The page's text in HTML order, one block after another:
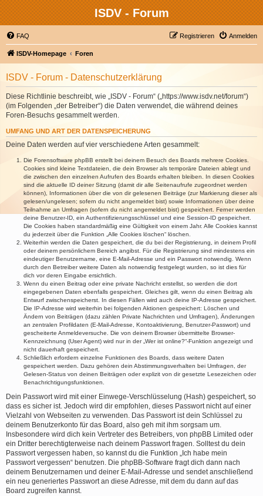
ISDV - Forum
FAQ Anmelden
Registrieren
ISDV-Homepage Foren
ISDV - Forum - Datenschutzerklärung
Diese Richtlinie beschreibt, wie „ISDV - Forum“ („https://www.isdv.net/forum“)
(im Folgenden „der Betreiber“) die Daten verwendet, die während deines
Foren-Besuchs gesammelt werden.
UMFANG UND ART DER DATENSPEICHERUNG
Deine Daten werden auf vier verschiedene Arten gesammelt:
Die Forensoftware phpBB erstellt bei deinem Besuch des Boards mehrere Cookies.
Cookies sind kleine Textdateien, die dein Browser als temporäre Dateien ablegt und
die zwischen den einzelnen Aufrufen des Boards erhalten bleiben. In diesen Cookies
sind die aktuelle ID deiner Sitzung (damit dir alle Seitenaufrufe zugeordnet werden
können), Informationen über die von dir gelesenen Beiträge (zur Markierung dieser als
gelesen/ungelesen; sofern du nicht angemeldet bist) sowie Informationen über deine
Teilnahme an Umfragen (sofern du nicht angemeldet bist) gespeichert. Ferner werden
deine Benutzer-ID, ein Authentifizierungsschlüssel und eine Session-ID gespeichert.
Die Cookies haben standardmäßig eine Gültigkeit von einem Jahr. Alle Cookies kannst
du jederzeit über die Funktion „Alle Cookies löschen“ löschen.
Weiterhin werden die Daten gespeichert, die du bei der Registrierung, in deinem Profil
oder deinem persönlichem Bereich angibst. Für die Registrierung sind mindestens ein
eindeutiger Benutzername, eine E-Mail-Adresse und ein Passwort notwendig. Wenn
durch den Betreiber weitere Daten als notwendig festgelegt wurden, so ist dies für
dich vor deren Eingabe ersichtlich.
Wenn du einen Beitrag oder eine private Nachricht erstellst, so werden die dort
eingegebenen Daten ebenfalls gespeichert. Gleiches gilt, wenn du einen Beitrag als
Entwurf zwischenspeicherst. In diesen Fällen wird auch deine IP-Adresse gespeichert.
Die IP-Adresse wird weiterhin bei folgenden Aktionen gespeichert: Löschen und
Ändern von Beiträgen (dazu zählen Private Nachrichten und Umfragen), Änderungen
an zentralen Profildaten (E-Mail-Adresse, Kontoaktivierung, Benutzer-Passwort) und
gescheiterte Anmeldeversuche. Die von deinem Browser übermittelte Browser-
Kennzeichnung (User Agent) wird nur in der „Wer ist online?“-Funktion angezeigt und
nicht dauerhaft gespeichert.
Schließlich erfordern einzelne Funktionen des Boards, dass weitere Daten
gespeichert werden. Dazu gehören dein Abstimmungsverhalten bei Umfragen, der
Gelesen-Status von deinen Beiträgen oder explizit von dir gesetzte Lesezeichen oder
Benachrichtigungsfunktionen.
Dein Passwort wird mit einer Einwege-Verschlüsselung (Hash) gespeichert, so
dass es sicher ist. Jedoch wird dir empfohlen, dieses Passwort nicht auf einer
Vielzahl von Webseiten zu verwenden. Das Passwort ist dein Schlüssel zu
deinem Benutzerkonto für das Board, also geh mit ihm sorgsam um.
Insbesondere wird dich kein Vertreter des Betreibers, von phpBB Limited oder
ein Dritter berechtigterweise nach deinem Passwort fragen. Solltest du dein
Passwort vergessen haben, so kannst du die Funktion „Ich habe mein
Passwort vergessen“ benutzen. Die phpBB-Software fragt dich dann nach
deinem Benutzernamen und deiner E-Mail-Adresse und sendet anschließend
ein neu generiertes Passwort an diese Adresse, mit dem du dann auf das
Board zugreifen kannst.